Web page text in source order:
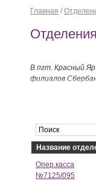
Главная /
В пгт. Красный
филиалов
Название
Опер.касса
№7125/095